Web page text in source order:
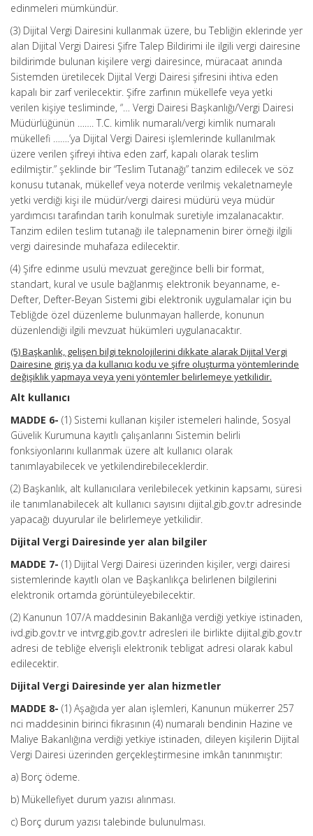
edinmeleri mümkündür.
(3) Dijital Vergi Dairesini kullanmak üzere, bu Tebliğin eklerinde yer
alan Dijital Vergi Dairesi Şifre Talep Bildirimi ile ilgili vergi dairesine
bildirimde bulunan kişilere vergi dairesince, müracaat anında
Sistemden üretilecek Dijital Vergi Dairesi şifresini ihtiva eden
kapalı bir zarf verilecektir. Şifre zarfının mükellefe veya yetki
verilen kişiye tesliminde, “… Vergi Dairesi Başkanlığı/Vergi Dairesi
Müdürlüğünün ……. T.C. kimlik numaralı/vergi kimlik numaralı
mükellefi …….’ya Dijital Vergi Dairesi işlemlerinde kullanılmak
üzere verilen şifreyi ihtiva eden zarf, kapalı olarak teslim
edilmiştir.” şeklinde bir “Teslim Tutanağı” tanzim edilecek ve söz
konusu tutanak, mükellef veya noterde verilmiş vekaletnameyle
yetki verdiği kişi ile müdür/vergi dairesi müdürü veya müdür
yardımcısı tarafından tarih konulmak suretiyle imzalanacaktır.
Tanzim edilen teslim tutanağı ile talepnamenin birer örneği ilgili
vergi dairesinde muhafaza edilecektir.
(4) Şifre edinme usulü mevzuat gereğince belli bir format,
standart, kural ve usule bağlanmış elektronik beyanname, e-
Defter, Defter-Beyan Sistemi gibi elektronik uygulamalar için bu
Tebliğde özel düzenleme bulunmayan hallerde, konunun
düzenlendiği ilgili mevzuat hükümleri uygulanacaktır.
(5) Başkanlık, gelişen bilgi teknolojilerini dikkate alarak Dijital Vergi
Dairesine giriş ya da kullanıcı kodu ve şifre oluşturma yöntemlerinde
değişiklik yapmaya veya yeni yöntemler belirlemeye yetkilidir.
Alt kullanıcı
MADDE 6- (1) Sistemi kullanan kişiler istemeleri halinde, Sosyal
Güvelik Kurumuna kayıtlı çalışanlarını Sistemin belirli
fonksiyonlarını kullanmak üzere alt kullanıcı olarak
tanımlayabilecek ve yetkilendirebileceklerdir.
(2) Başkanlık, alt kullanıcılara verilebilecek yetkinin kapsamı, süresi
ile tanımlanabilecek alt kullanıcı sayısını dijital.gib.gov.tr adresinde
yapacağı duyurular ile belirlemeye yetkilidir.
Dijital Vergi Dairesinde yer alan bilgiler
MADDE 7- (1) Dijital Vergi Dairesi üzerinden kişiler, vergi dairesi
sistemlerinde kayıtlı olan ve Başkanlıkça belirlenen bilgilerini
elektronik ortamda görüntüleyebilecektir.
(2) Kanunun 107/A maddesinin Bakanlığa verdiği yetkiye istinaden,
ivd.gib.gov.tr ve intvrg.gib.gov.tr adresleri ile birlikte dijital.gib.gov.tr
adresi de tebliğe elverişli elektronik tebligat adresi olarak kabul
edilecektir.
Dijital Vergi Dairesinde yer alan hizmetler
MADDE 8- (1) Aşağıda yer alan işlemleri, Kanunun mükerrer 257
nci maddesinin birinci fıkrasının (4) numaralı bendinin Hazine ve
Maliye Bakanlığına verdiği yetkiye istinaden, dileyen kişilerin Dijital
Vergi Dairesi üzerinden gerçekleştirmesine imkân tanınmıştır:
a) Borç ödeme.
b) Mükellefiyet durum yazısı alınması.
c) Borç durum yazısı talebinde bulunulması.